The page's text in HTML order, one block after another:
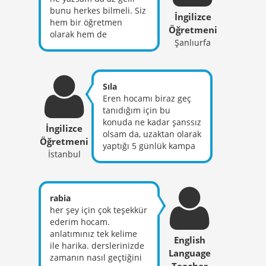
hayran kaldığım nadir
egitimcilerden birisidir.
bunu herkes bilmeli. Siz
hem bir öğretmen
olarak hem de
oldunuz. Allah sizden
kat ve kat razı olsun. Her
işinizde başarılı
olursunuz inşallah. Çok
güzel şeyler öğrettiniz
bizlere şu zorlu 2020
kpss sürecinde. Büyük
fedakarlıklar. Çok çok
seviliyorsunuz hocam.
helal edin hocam çok
büyük emek verdiniz
İngilizce
Öğretmeni
Şanlıurfa
İngilizce
Öğretmeni
İstanbul
Sıla
Eren hocamı biraz geç
tanıdığım için bu
konuda ne kadar şanssız
olsam da, uzaktan olarak
yaptığı 5 günlük kampa
tamamlayabildiğim için
de o kadar şanslıyım.
Kamp boyunca bizleri
hem meslek
hayatımızda
kullanacağımız bilgilerle
hem de hayata dair
rabia
her şey için çok teşekkür
ederim hocam.
anlatımınız tek kelime
ile harika. derslerinizde
zamanın nasıl geçtiğini
English
Language